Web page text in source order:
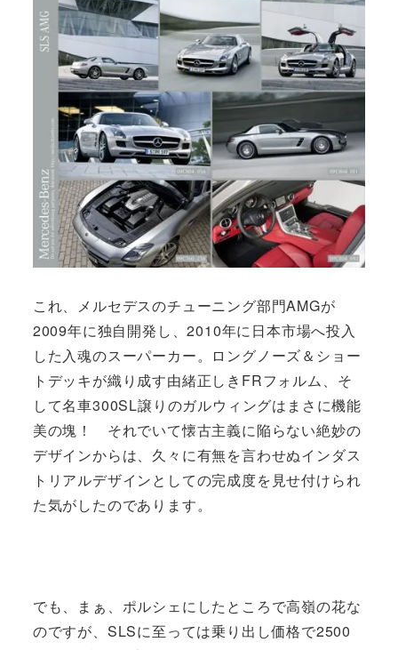
これ、メルセデスのチューニング部門AMGが
2009年に独自開発し、2010年に日本市場へ投入
した入魂のスーパーカー。ロングノーズ＆ショー
トデッキが織り成す由緒正しきFRフォルム、そ
して名車300SL譲りのガルウィングはまさに機能
美の塊！ それでいて懐古主義に陥らない絶妙の
デザインからは、久々に有無を言わせぬインダス
トリアルデザインとしての完成度を見せ付けられ
た気がしたのであります。
でも、まぁ、ポルシェにしたところで高嶺の花な
のですが、SLSに至っては乗り出し価格で2500